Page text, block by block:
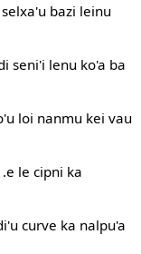
bazi leinu
seni'i lenu ko'a ba
loi nanmu kei vau
le cipni ka
curve ka nalpu'a